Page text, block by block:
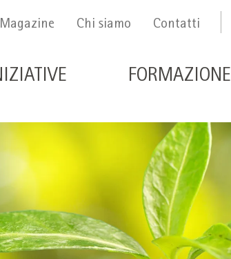
Magazine Chi siamo Contatti
principale de
FORMAZIONE